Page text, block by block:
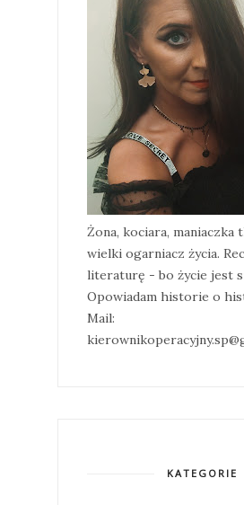
Żona, kociara, maniaczka
wielki ogarniacz życia.
literaturę - bo życie jest
Opowiadam historie o
Mail:
KATEGORIE